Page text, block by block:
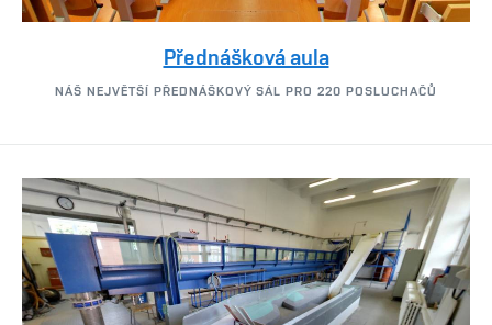
Přednášková aula
NÁŠ NEJVĚTŠÍ PŘEDNÁŠKOVÝ SÁL PRO 220 POSLUCHAČŮ